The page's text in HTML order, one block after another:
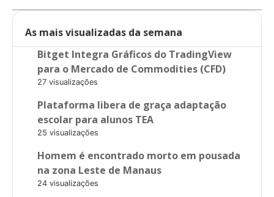
As mais visualizadas da semana
Bitget Integra Gráficos do TradingView
para o Mercado de Commodities (CFD)
27 visualizações
Plataforma libera de graça adaptação
escolar para alunos TEA
25 visualizações
Homem é encontrado morto em pousada
na zona Leste de Manaus
24 visualizações